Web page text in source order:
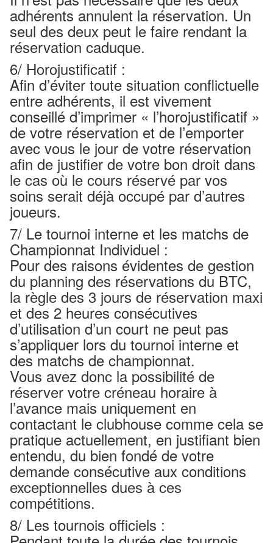
adhérents annulent la réservation. Un
seul des deux peut le faire rendant la
réservation caduque.
6/ Horojustificatif :
Afin d’éviter toute situation conflictuelle
entre adhérents, il est vivement
conseillé d’imprimer « l’horojustificatif »
de votre réservation et de l’emporter
avec vous le jour de votre réservation
afin de justifier de votre bon droit dans
le cas où le cours réservé par vos
soins serait déjà occupé par d’autres
joueurs.
7/ Le tournoi interne et les matchs de
Championnat Individuel :
Pour des raisons évidentes de gestion
du planning des réservations du BTC,
la règle des 3 jours de réservation maxi
et des 2 heures consécutives
d’utilisation d’un court ne peut pas
s’appliquer lors du tournoi interne et
des matchs de championnat.
Vous avez donc la possibilité de
réserver votre créneau horaire à
l’avance mais uniquement en
contactant le clubhouse comme cela se
pratique actuellement, en justifiant bien
entendu, du bien fondé de votre
demande consécutive aux conditions
exceptionnelles dues à ces
compétitions.
8/ Les tournois officiels :